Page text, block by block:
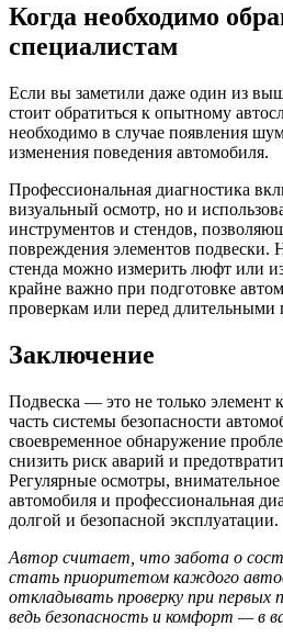
Когда необходимо
специалистам
Если вы заметили даже один из
стоит обратиться к опытному
необходимо в случае появления
изменения поведения автомобиля.
Профессиональная диагностика
визуальный осмотр, но и
инструментов и стендов,
повреждения элементов
стенда можно измерить люфт или
крайне важно при подготовке
проверкам или перед длительными
Заключение
Подвеска — это не только элемент
часть системы безопасности
своевременное обнаружение
снизить риск аварий и
Регулярные осмотры,
автомобиля и профессиональная
долгой и безопасной эксплуатации.
Автор считает, что забота о
стать приоритетом каждого
откладывать проверку при первых
ведь безопасность и комфорт — в